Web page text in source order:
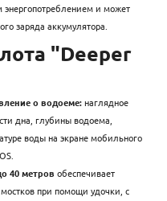
энергопотреблением и может
заряда аккумулятора.
"Deeper
о водоеме:наглядное
дна, глубины водоема,
воды на экране мобильного
40 метров обеспечивает
при помощи удочки, с